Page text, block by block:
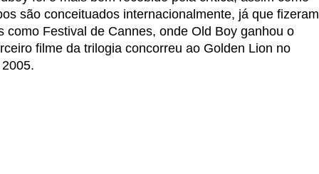
são conceituados internacionalmente, já que fizeram
como Festival de Cannes, onde Old Boy ganhou o
filme da trilogia concorreu ao Golden Lion no